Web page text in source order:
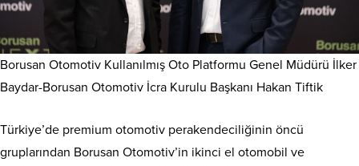
Borusan Otomotiv Kullanılmış Oto Platformu Genel Müdürü İlker
Baydar-Borusan Otomotiv İcra Kurulu Başkanı Hakan Tiftik
Türkiye’de premium otomotiv perakendeciliğinin öncü
gruplarından Borusan Otomotiv’in ikinci el otomobil ve